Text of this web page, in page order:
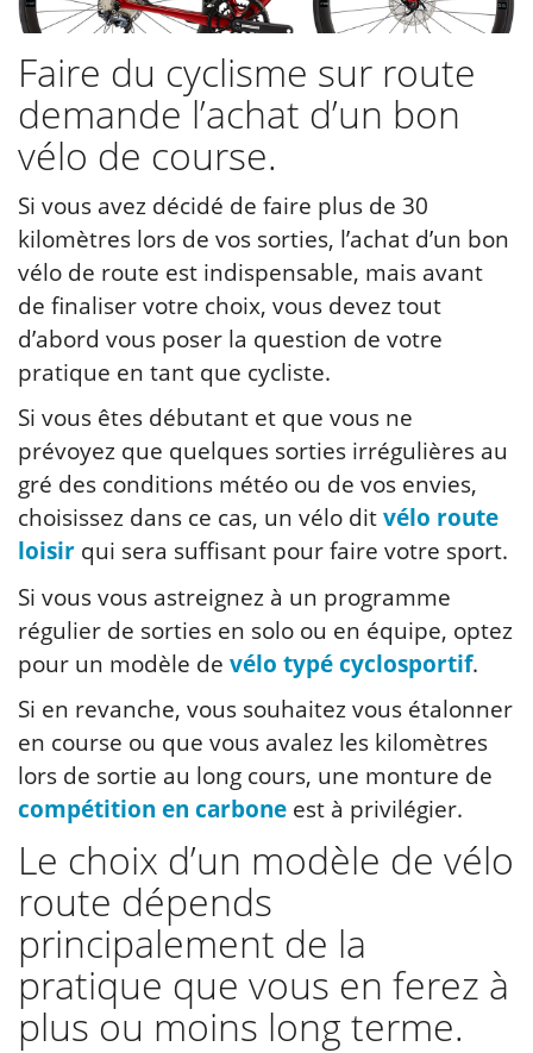
Faire du cyclisme sur route
demande l’achat d’un bon
vélo de course.
Si vous avez décidé de faire plus de 30
kilomètres lors de vos sorties, l’achat d’un bon
vélo de route est indispensable, mais avant
de finaliser votre choix, vous devez tout
d’abord vous poser la question de votre
pratique en tant que cycliste.
Si vous êtes débutant et que vous ne
prévoyez que quelques sorties irrégulières au
gré des conditions météo ou de vos envies,
choisissez dans ce cas, un vélo ditvélo route
loisir qui sera suffisant pour faire votre sport.
Si vous vous astreignez à un programme
régulier de sorties en solo ou en équipe, optez
pour un modèle de vélo typé cyclosportif.
Si en revanche, vous souhaitez vous étalonner
en course ou que vous avalez les kilomètres
lors de sortie au long cours, une monture de
compétition en carbone est à privilégier.
Le choix d’un modèle de vélo
route dépends
principalement de la
pratique que vous en ferez à
plus ou moins long terme.